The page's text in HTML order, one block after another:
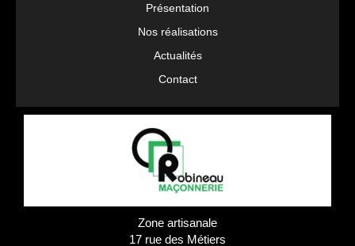
Présentation
Nos réalisations
Actualités
Contact
Zone artisanale
17 rue des Métiers